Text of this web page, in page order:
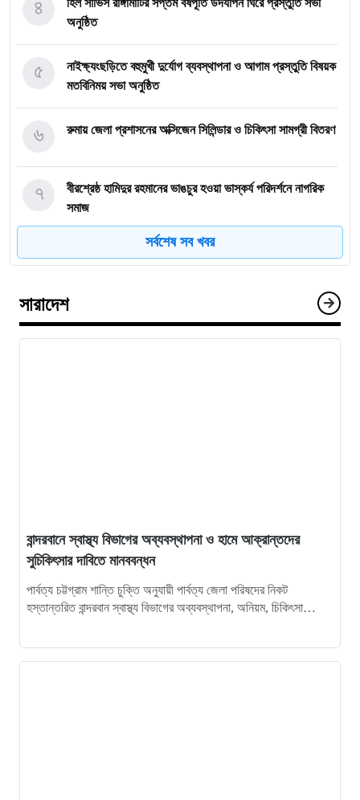
হিল সার্ভিস রাঙ্গামাটির সপ্তম বর্ষপূর্তি উদযাপন ঘিরে প্রস্তুতি সভা
অনুষ্ঠিত
৪
নাইক্ষ্যংছড়িতে বহুমুখী দুর্যোগ ব্যবস্থাপনা ও আগাম প্রস্তুতি বিষয়ক
মতবিনিময় সভা অনুষ্ঠিত
৫
রুমায় জেলা প্রশাসনের অক্সিজেন সিলিন্ডার ও চিকিৎসা সামগ্রী বিতরণ
৬
বীরশ্রেষ্ঠ হামিদুর রহমানের ভাঙচুর হওয়া ভাস্কর্য পরিদর্শনে নাগরিক
সমাজ
৭
৮
বান্দরবানে অ্যাপেক্স ক্লাব অব নীলাচলের উদ্যোগে শিক্ষার্থীদের মাঝে
৯
নাইক্ষ্যংছড়ি উপজেলা প্রশাসনের উদ্যোগে ‘জুলাই গণ-অভ্যুত্থান
দিবস’ পালিত
১৩
সর্বশেষ সব খবর
সারাদেশ
বান্দরবানে স্বাস্থ্য বিভাগের অব্যবস্থাপনা ও হামে আক্রান্তদের
সুচিকিৎসার দাবিতে মানববন্ধন
পার্বত্য চট্টগ্রাম শান্তি চুক্তি অনুযায়ী পার্বত্য জেলা পরিষদের নিকট
হস্তান্তরিত বান্দরবান স্বাস্থ্য বিভাগের অব্যবস্থাপনা, অনিয়ম, চিকিৎসা